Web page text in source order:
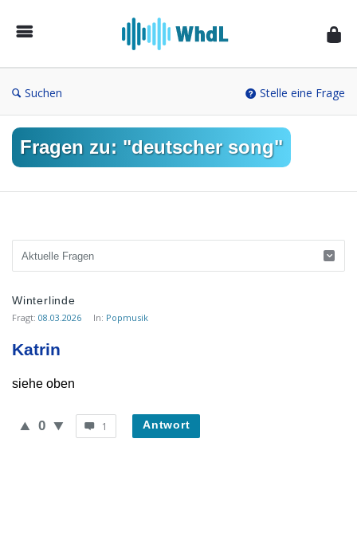
von
Suchen Stelle eine Frage
Fragen zu: "deutscher song"
Musikforum
von
WieheisstdasLied.de
Fragen
Winterlinde
Fragt: 08.03.2026 In: Popmusik
Katrin
siehe oben
0 1 Antwort